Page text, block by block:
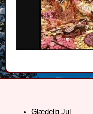
Glædelig Jul